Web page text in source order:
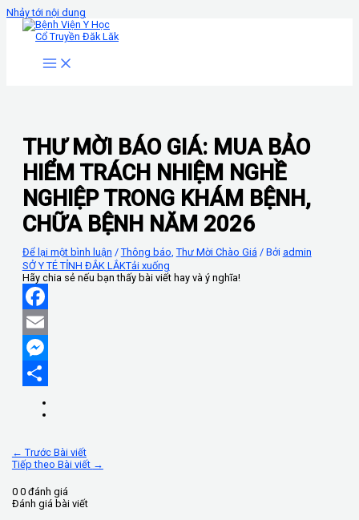
Nhảy tới nội dung
THƯ MỜI BÁO GIÁ: MUA BẢO
HIỂM TRÁCH NHIỆM NGHỀ
NGHIỆP TRONG KHÁM BỆNH,
CHỮA BỆNH NĂM 2026
Để lại một bình luận / Thông báo Thư Mời Chào Giá / Bởi admin
SỞ Y TÉ TỈNH ĐẮK LẮKTải xuống
Hãy chia sẻ nếu bạn thấy bài viết hay và ý nghĩa!
Facebook
Email
Messenger
← Trước Bài viết
Tiếp theo Bài viết →
0 0 đánh giá
Đánh giá bài viết